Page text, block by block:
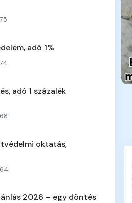
adó 1%
adó 1 százalék
oktatás,
2026 – egy döntés